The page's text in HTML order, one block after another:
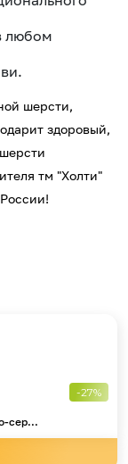
любом
шерсти,
здоровый,
тм "Холти"
-27%
сер...